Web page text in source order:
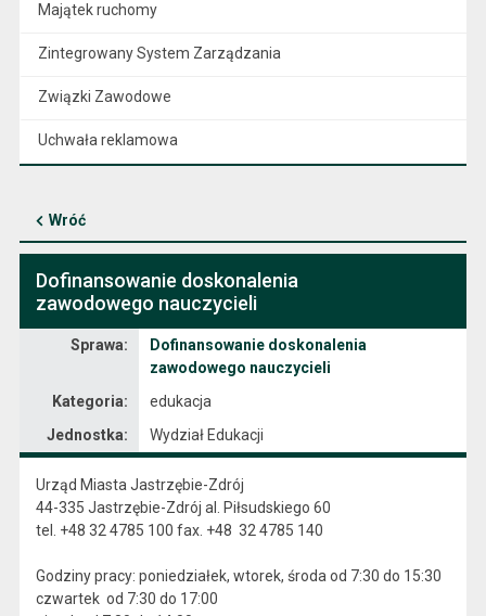
Majątek ruchomy
Zintegrowany System Zarządzania
Związki Zawodowe
Uchwała reklamowa
Wróć
Dofinansowanie doskonalenia
zawodowego nauczycieli
Sprawa:
Dofinansowanie doskonalenia
zawodowego nauczycieli
Kategoria:
edukacja
Jednostka:
Wydział Edukacji
Urząd Miasta Jastrzębie-Zdrój
44-335 Jastrzębie-Zdrój al. Piłsudskiego 60
tel. +48 32 4785 100 fax. +48 32 4785 140
Godziny pracy: poniedziałek, wtorek, środa od 7:30 do 15:30
czwartek od 7:30 do 17:00